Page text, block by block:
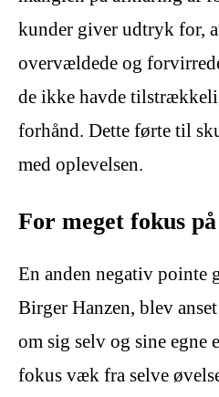
kunder giver udtryk for,
overvældede og
de ikke havde
forhånd. Dette førte til
med oplevelsen.
For meget fokus
En anden negativ pointe
Birger Hanzen, blev
om sig selv og sine egne
fokus væk fra selve